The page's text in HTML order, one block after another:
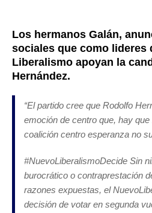
Los hermanos Galán,
sociales que como lideres
Liberalismo apoyan la
Hernández.
“El partido cree que Rodolfo
emoción de centro que, hay
coalición centro esperanza no
#NuevoLiberalismoDecide Sin
burocrático o contraprestación
razones expuestas, el
decisión de votar en segunda